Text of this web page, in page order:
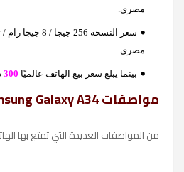
مصري.
سعر النسخة 256 جيجا / 8 جيجا رام / تبلغ حوالي
مصري.
بينما يبلغ سعر بيع الهاتف عالميًا 300
مواصفات Samsung Galaxy A34
من المواصفات العديدة التي تمتع بها